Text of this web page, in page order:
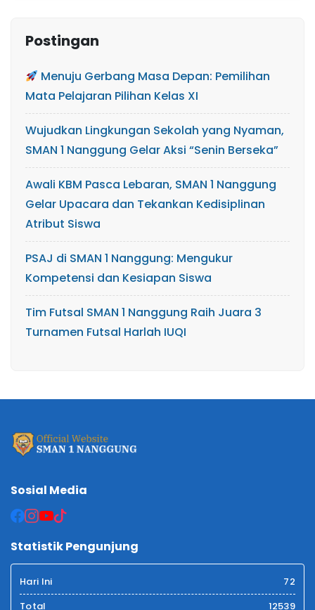
Postingan
Menuju Gerbang Masa Depan: Pemilihan
Mata Pelajaran Pilihan Kelas XI
Wujudkan Lingkungan Sekolah yang Nyaman,
SMAN 1 Nanggung Gelar Aksi “Senin Berseka”
Awali KBM Pasca Lebaran, SMAN 1 Nanggung
Gelar Upacara dan Tekankan Kedisiplinan
Atribut Siswa
PSAJ di SMAN 1 Nanggung: Mengukur
Kompetensi dan Kesiapan Siswa
Tim Futsal SMAN 1 Nanggung Raih Juara 3
Turnamen Futsal Harlah IUQI
Sosial Media
Statistik Pengunjung
Hari Ini
72
Total
12539